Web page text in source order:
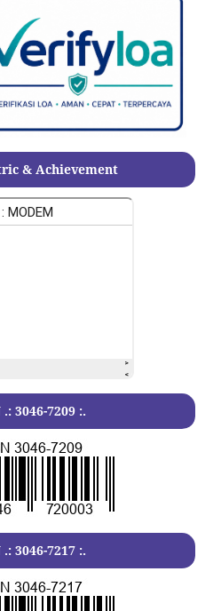
& Achievement
.: 3046-7209:.
.: 3046-7217:.